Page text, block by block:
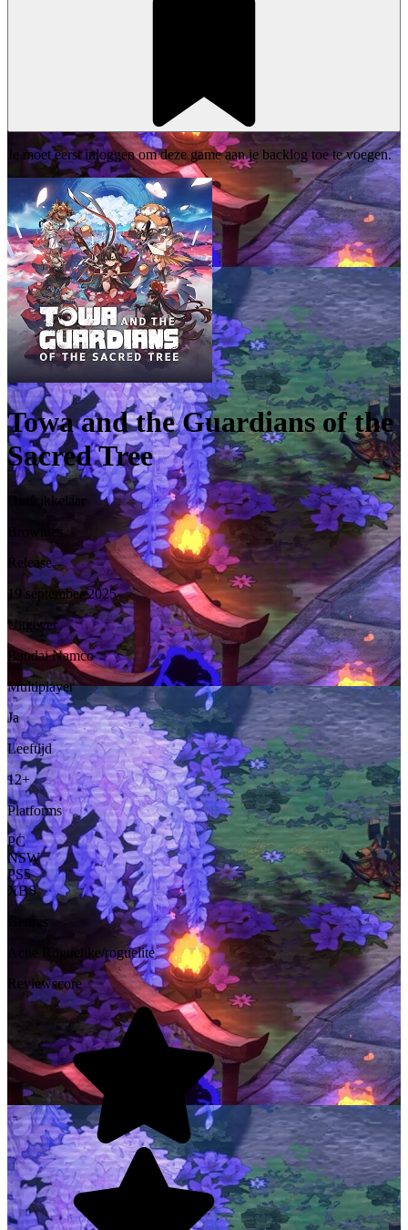
Je moet eerst inloggen om deze game aan je backlog toe te voegen.
Towa and the Guardians of the
Sacred Tree
Ontwikkelaar
Brownies
Release
19 september 2025
Uitgever
Bandai Namco
Multiplayer
Ja
Leeftijd
12+
Platforms
PC
NSW
PS5
XBS
Genres
Roguelike/roguelite
Reviewscore